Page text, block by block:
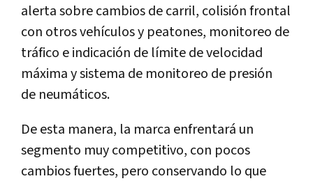
alerta sobre cambios de carril, colisión frontal
con otros vehículos y peatones, monitoreo de
tráfico e indicación de límite de velocidad
máxima y sistema de monitoreo de presión
de neumáticos.
De esta manera, la marca enfrentará un
segmento muy competitivo, con pocos
cambios fuertes, pero conservando lo que